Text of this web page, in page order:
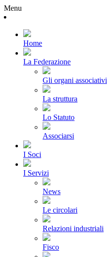
Menu
Home
La Federazione
Gli organi associativi
La struttura
Lo Statuto
Associarsi
I Soci
I Servizi
News
Le circolari
Relazioni industriali
Fisco